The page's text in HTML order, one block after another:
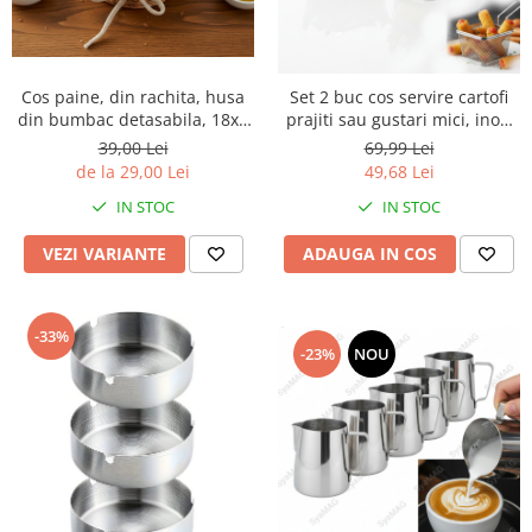
Cos paine, din rachita, husa
din bumbac detasabila, 18x8
cm
39,00 Lei
de la 29,00 Lei
IN STOC
VEZI VARIANTE
Set 2 buc cos servire cartofi
prajiti sau gustari mici, inox,
19x13x7 cm
69,99 Lei
49,68 Lei
IN STOC
ADAUGA IN COS
-33%
-23% NOU